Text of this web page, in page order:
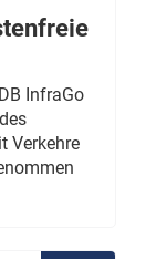
InfraGo
Verkehre